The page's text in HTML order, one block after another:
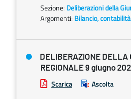
Sezione: Deliberazioni della
Argomenti: Bilancio,
DELIBERAZIONE DELLA
REGIONALE 9 giugno
Scarica Ascolta